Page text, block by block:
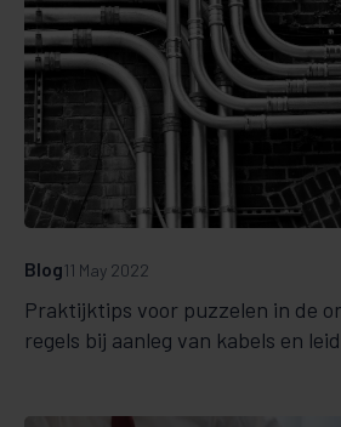
Praktijktips voor puzzelen in de
regels bij aanleg van kabels en
Blog11 May 2022